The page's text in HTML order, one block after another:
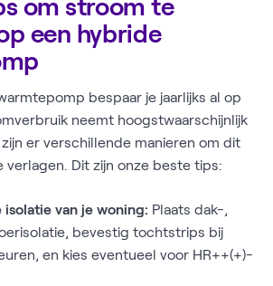
om stroom te
een hybride
bespaar je jaarlijks al op
neemt hoogstwaarschijnlijk
er verschillende manieren om dit
Dit zijn onze beste tips:
van je woning: Plaats dak-,
bevestig tochtstrips bij
en kies eventueel voor HR++(+)-